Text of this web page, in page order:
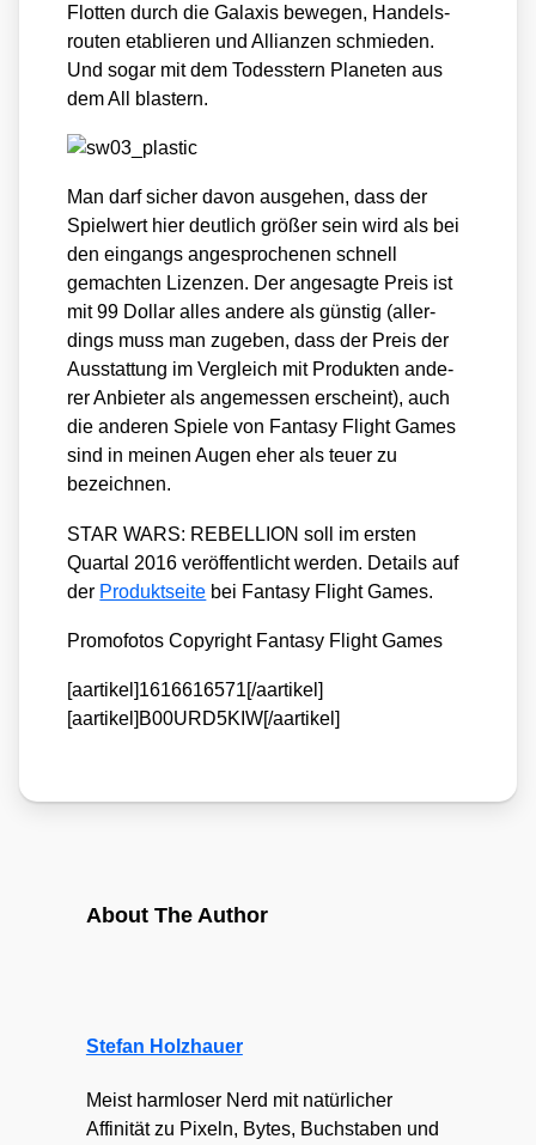
Flot­ten durch die Gala­xis bewe­gen, Han­dels­
rou­ten eta­blie­ren und Alli­an­zen schmie­den.
Und sogar mit dem Todes­stern Pla­ne­ten aus
dem All blas­tern.
Man darf sicher davon aus­ge­hen, dass der
Spiel­wert hier deut­lich grö­ßer sein wird als bei
den ein­gangs ange­spro­che­nen schnell
gemach­ten Lizen­zen. Der ange­sag­te Preis ist
mit 99 Dol­lar alles ande­re als güns­tig (aller­
dings muss man zuge­ben, dass der Preis der
Aus­stat­tung im Ver­gleich mit Pro­duk­ten ande­
rer Anbie­ter als ange­mes­sen erscheint), auch
die ande­ren Spie­le von Fan­ta­sy Flight Games
sind in mei­nen Augen eher als teu­er zu
bezeich­nen.
STAR WARS: REBELLION soll im ers­ten
Quar­tal 2016 ver­öf­fent­licht wer­den. Details auf
der Pro­dukt­sei­te bei Fan­ta­sy Flight Games.
Pro­mo­fo­tos Copy­right Fan­ta­sy Flight Games
[aartikel]1616616571[/aartikel]
[aartikel]B00URD5KIW[/aartikel]
About The Author
Stefan Holzhauer
Meist harmloser Nerd mit natürlicher
Affinität zu Pixeln, Bytes, Buchstaben und